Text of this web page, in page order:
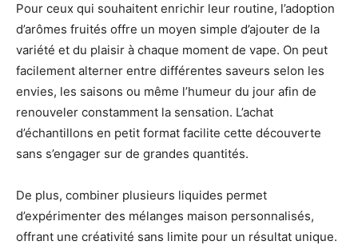
Pour ceux qui souhaitent enrichir leur routine, l’adoption
d’arômes fruités offre un moyen simple d’ajouter de la
variété et du plaisir à chaque moment de vape. On peut
facilement alterner entre différentes saveurs selon les
envies, les saisons ou même l’humeur du jour afin de
renouveler constamment la sensation. L’achat
d’échantillons en petit format facilite cette découverte
sans s’engager sur de grandes quantités.
De plus, combiner plusieurs liquides permet
d’expérimenter des mélanges maison personnalisés,
offrant une créativité sans limite pour un résultat unique.